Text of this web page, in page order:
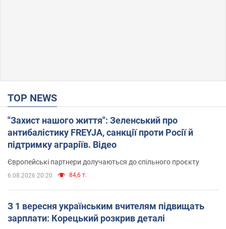
TOP NEWS
"Захист нашого життя": Зеленський про
антибалістику FREYJA, санкції проти Росії й
підтримку аграріїв. Відео
Європейські партнери долучаються до спільного проєкту
6.08.2026 20:20 84,6 т.
З 1 вересня українським вчителям підвищать
зарплати: Корецький розкрив деталі